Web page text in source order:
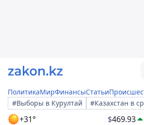
ПолитикаМирФинансыСтатьи
#Выборы в Курултай
#Казахстан в
+31° $469.93